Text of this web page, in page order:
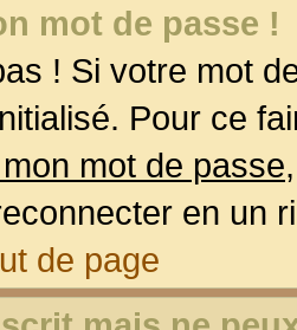
mot de passe !
! Si votre mot
Pour ce
mot de passe
en un
de page